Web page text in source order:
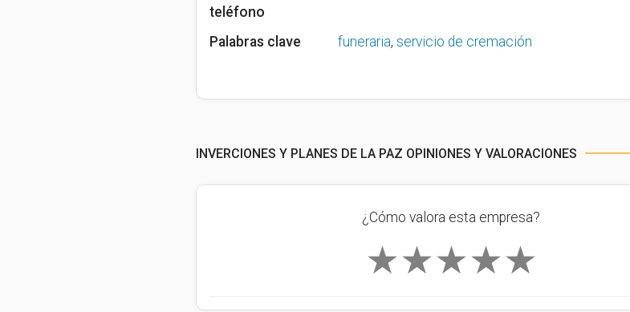
teléfono
Palabras clave funeraria,servicio de cremación
INVERCIONES Y PLANES DE LA PAZ OPINIONES Y VALORACIONES
¿Cómo valora esta empresa?
★
★
★
★
★